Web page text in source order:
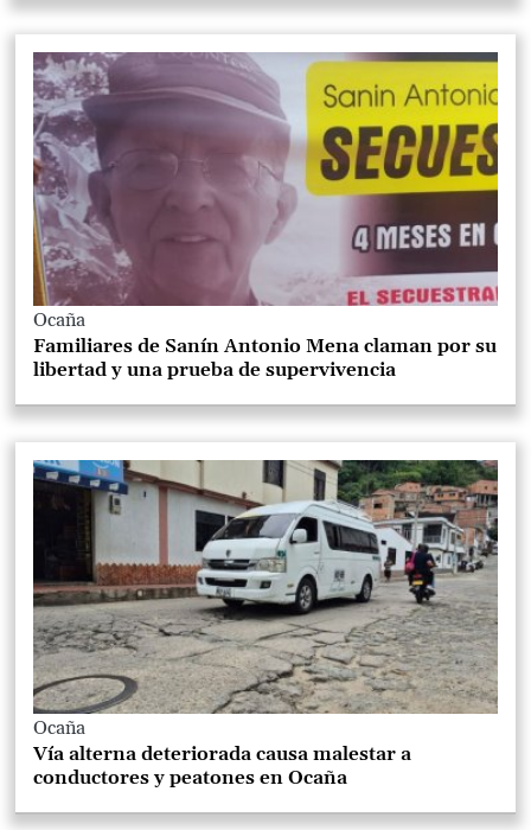
Ocaña
Familiares de Sanín Antonio Mena claman por su
libertad y una prueba de supervivencia
Ocaña
Vía alterna deteriorada causa malestar a
conductores y peatones en Ocaña